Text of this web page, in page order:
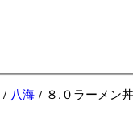
/ 八海 / ８.０ラーメン丼